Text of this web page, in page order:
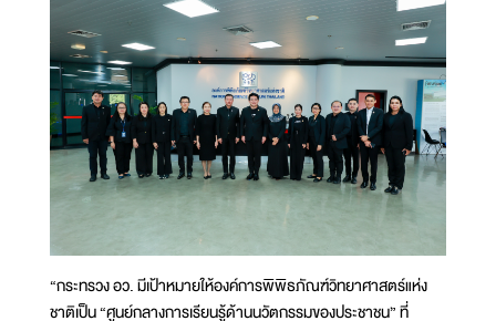
“กระทรวง อว. มีเป้าหมายให้องค์การพิพิธภัณฑ์วิทยาศาสตร์แห่ง
ชาติเป็น “ศูนย์กลางการเรียนรู้ด้านนวัตกรรมของประชาชน” ที่